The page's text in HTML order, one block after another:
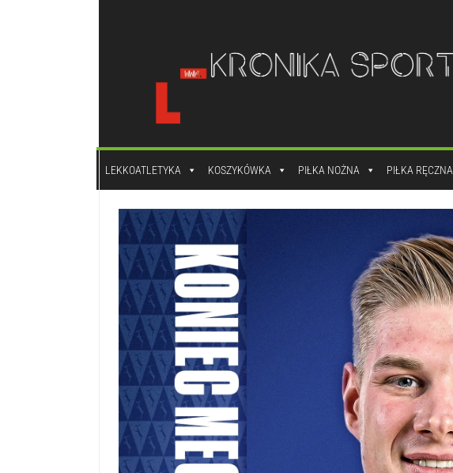
LEKKOATLETYKA KOSZYKÓWKA PIŁKA NOŻNA PIŁKA RĘCZNA